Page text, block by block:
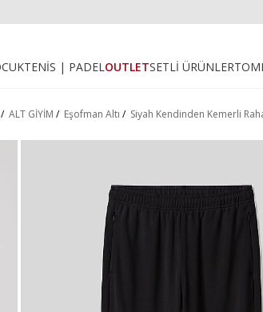
TENİS | PADELOUTLETSETLİ ÜRÜNLER
ALT GİYİM / Eşofman Altı / Siyah Kendinden Kemerli